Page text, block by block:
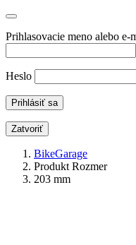
Prihlasovacie meno alebo e-
Heslo
Zatvoriť
BikeGarage
Produkt Rozmer
203 mm